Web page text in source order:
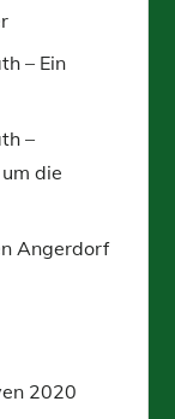
– Ein
–
die
Angerdorf
2020